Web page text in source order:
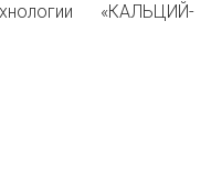
«КАЛЬЦИЙ-